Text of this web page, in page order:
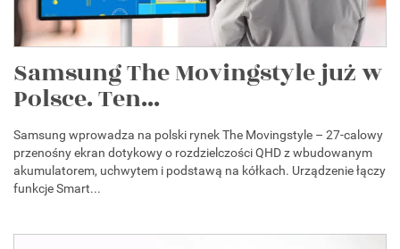
Samsung The Movingstyle już w
Polsce. Ten...
Samsung wprowadza na polski rynek The Movingstyle – 27-calowy
przenośny ekran dotykowy o rozdzielczości QHD z wbudowanym
akumulatorem, uchwytem i podstawą na kółkach. Urządzenie łączy
funkcje Smart...